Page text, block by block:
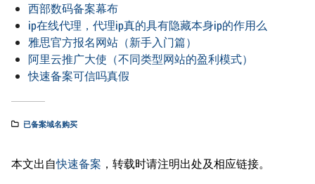
西部数码备案幕布
ip在线代理，代理ip真的具有隐藏本身ip的作用么
雅思官方报名网站（新手入门篇）
阿里云推广大使（不同类型网站的盈利模式）
快速备案可信吗真假
已备案域名购买
本文出自快速备案 ，转载时请注明出处及相应链接。